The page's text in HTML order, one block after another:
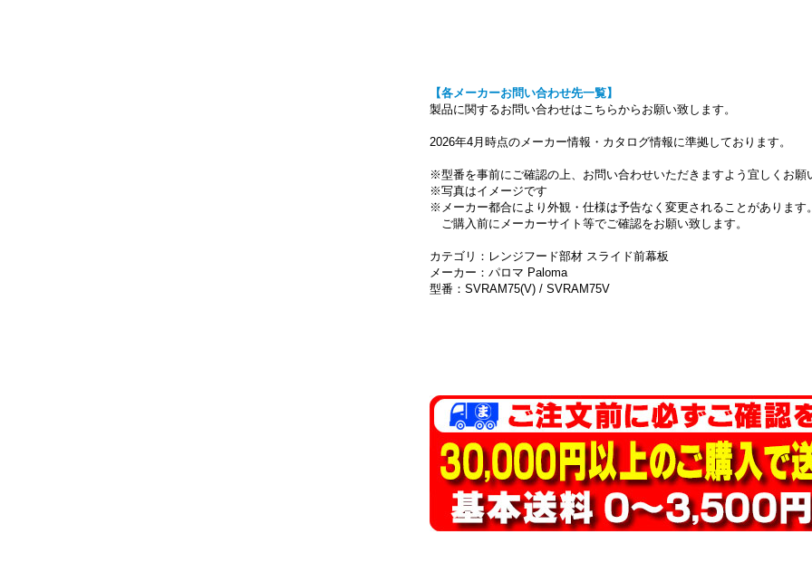
【各メーカーお問い合わせ先一覧】
製品に関するお問い合わせはこちらからお願い致します。
2026年4月時点のメーカー情報・カタログ情報に準拠しております。
※型番を事前にご確認の上、お問い合わせいただきますよう宜しくお願
※写真はイメージです
※メーカー都合により外観・仕様は予告なく変更されることがあります。
ご購入前にメーカーサイト等でご確認をお願い致します。
カテゴリ：レンジフード部材 スライド前幕板
メーカー：パロマ Paloma
型番：SVRAM75(V) / SVRAM75V